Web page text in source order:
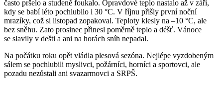
často pršelo a studeně foukalo. Opravdové teplo nastalo až v září,
kdy se babí léto pochlubilo i 30 °C. V říjnu přišly první noční
mrazíky, což si listopad zopakoval. Teploty klesly na –10 °C, ale
bez sněhu. Zato prosinec přinesl poměrně teplo a déšť. Vánoce
se slavily v dešti a ani na horách sníh nepadal.
Na počátku roku opět vládla plesová sezóna. Nejlépe vyzdobeným
sálem se pochlubili myslivci, požárníci, horníci a sportovci, ale
pozadu nezůstali ani svazarmovci a SRPŠ.